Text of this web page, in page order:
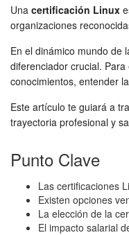
Una certificación Linux
organizaciones
En el dinámico mundo de
diferenciador crucial.
conocimientos, entender
Este artículo te guiará a
trayectoria profesional y
Punto Clave
Las certificaciones
Existen opciones
La elección de la
El impacto salarial